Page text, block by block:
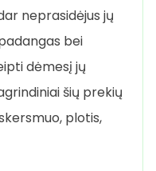
neprasidėjus jų
bei
dėmesį jų
šių prekių
plotis,